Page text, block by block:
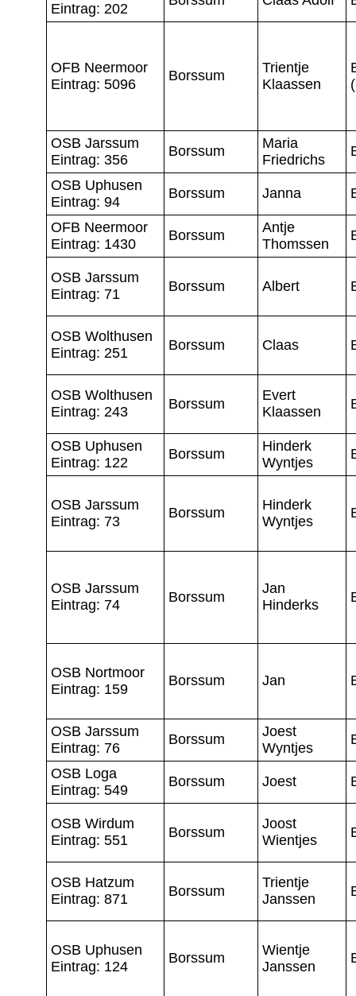
Eintrag: 202
OFB Neermoor
Eintrag: 5096
Borssum
Trientje
Klaassen
OSB Jarssum
Eintrag: 356
Borssum
Maria
Friedrichs
OSB Uphusen
Eintrag: 94
Borssum Janna
OFB Neermoor
Eintrag: 1430
Borssum
Antje
Thomssen
OSB Jarssum
Eintrag: 71
Borssum Albert
OSB Wolthusen
Eintrag: 251
Borssum Claas
OSB Wolthusen
Eintrag: 243
Borssum
Evert
Klaassen
OSB Uphusen
Eintrag: 122
Borssum
Hinderk
Wyntjes
OSB Jarssum
Eintrag: 73
Borssum
Hinderk
Wyntjes
OSB Jarssum
Eintrag: 74
Borssum
Jan
Hinderks
OSB Nortmoor
Eintrag: 159
Borssum Jan
OSB Jarssum
Eintrag: 76
Borssum
Joest
Wyntjes
OSB Loga
Eintrag: 549
Borssum Joest
OSB Wirdum
Eintrag: 551
Borssum
Joost
Wientjes
OSB Hatzum
Eintrag: 871
Borssum
Trientje
Janssen
OSB Uphusen
Eintrag: 124
Borssum
Wientje
Janssen